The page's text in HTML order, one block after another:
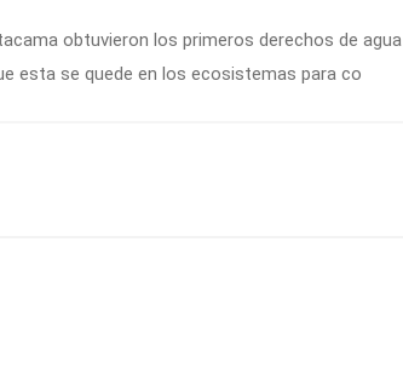
obtuvieron los primeros derechos de agua
esta se quede en los ecosistemas para co